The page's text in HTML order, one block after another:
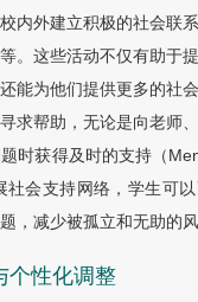
内外建立积极的社会联
。这些活动不仅有助于
能为他们提供更多的社
求帮助，无论是向老师
时获得及时的支持（
社会支持网络，学生可
，减少被孤立和无助的风
个性化调整